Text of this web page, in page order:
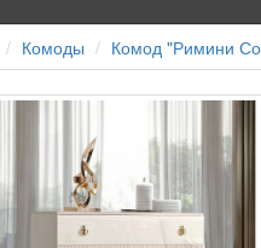
Комоды Комод "Римини